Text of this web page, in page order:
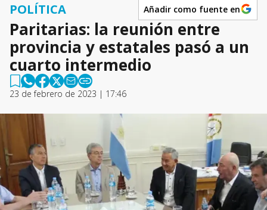
POLÍTICA Añadir como fuente en
Paritarias: la reunión entre
provincia y estatales pasó a un
cuarto intermedio
23 de febrero de 2023 | 17:46